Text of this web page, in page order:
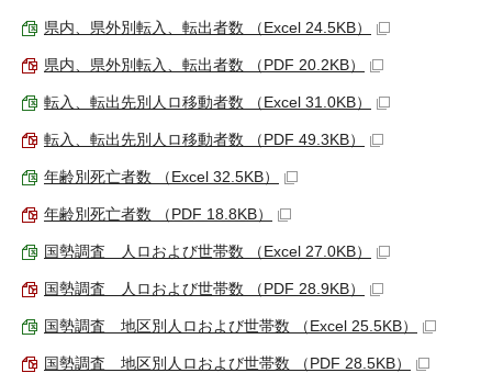
県内、県外別転入、転出者数 （Excel 24.5KB）
県内、県外別転入、転出者数 （PDF 20.2KB）
転入、転出先別人ロ移動者数 （Excel 31.0KB）
転入、転出先別人ロ移動者数 （PDF 49.3KB）
年齢別死亡者数 （Excel 32.5KB）
年齢別死亡者数 （PDF 18.8KB）
国勢調査 人ロおよび世帯数 （Excel 27.0KB）
国勢調査 人ロおよび世帯数 （PDF 28.9KB）
国勢調査 地区別人ロおよび世帯数 （Excel 25.5KB）
国勢調査 地区別人ロおよび世帯数 （PDF 28.5KB）